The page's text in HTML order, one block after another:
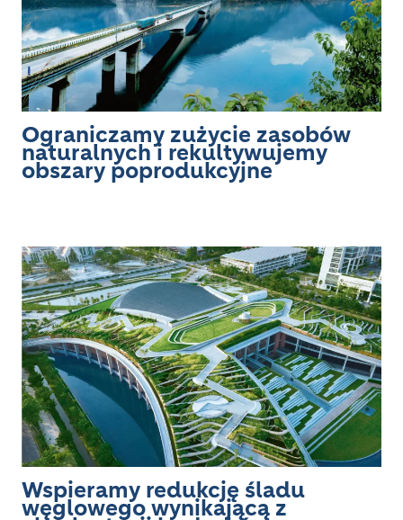
Ograniczamy zużycie zasobów
naturalnych i rekultywujemy
obszary poprodukcyjne
Image
Wspieramy redukcję śladu
węglowego wynikającą z